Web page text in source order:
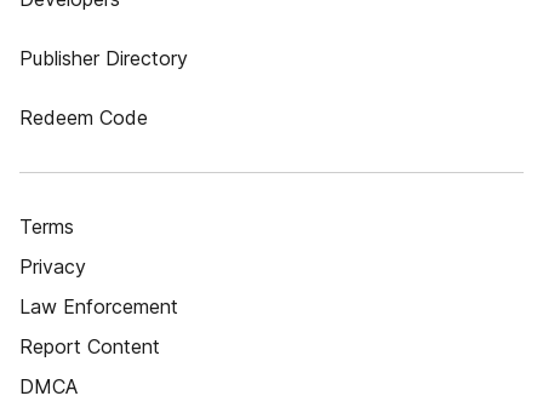
Publisher Directory
Redeem Code
Terms
Privacy
Law Enforcement
Report Content
DMCA